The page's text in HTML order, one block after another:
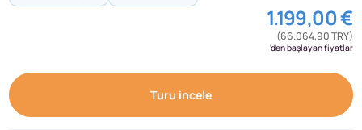
1.199,00 €
(66.064,90 TRY)
'den başlayan fiyatlar
Turu incele